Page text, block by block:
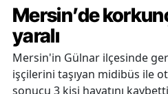
Mersin’de
yaralı
Mersin'in Gülnar ilçesinde
işçilerini taşıyan midibüs ile
sonucu 3 kişi hayatını